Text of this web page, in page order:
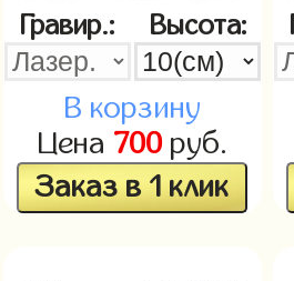
Гравир.: Высота:
В корзину
Цена 700руб.
Заказ в 1 клик